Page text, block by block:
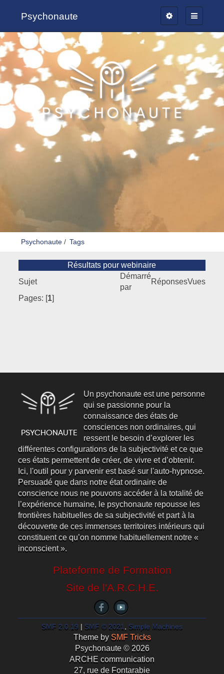
Psychonaute
Psychonaute/ Tags
Résultats pour webinaire
Sujet
Démarré
par
RéponsesVues
Pages: [1]
Un psychonaute est une personne
qui se passionne pour la
connaissance des états de
consciences non ordinaires, qui
ressent le besoin d’explorer les
différentes configurations de la subjectivité et ce que
ces états permettent de créer, de vivre et d’obtenir.
Ici, l'outil pour y parvenir est basé sur l'auto-hypnose.
Persuadé que dans notre état ordinaire de
conscience nous ne pouvons accéder à la totalité de
l’expérience humaine, le psychonaute repousse les
frontières habituelles de sa subjectivité et part à la
découverte de ces immenses territoires intérieurs qui
constituent ce qu’on nomme habituellement notre «
inconscient ».
Plateforme de Formation
Site de l'A.R.C.H.E.
SMF 2.0.19 SMF © 2021, Simple Machines
Theme by SMF Tricks
Psychonaute © 2026
ARCHE communication
27, rue de Fontarabie